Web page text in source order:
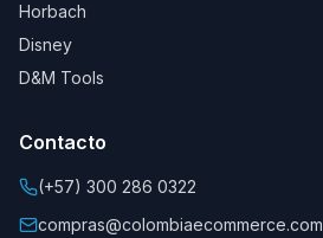
Horbach
Disney
D&M Tools
Contacto
(+57) 300 286 0322
compras@colombiaecommerce.com